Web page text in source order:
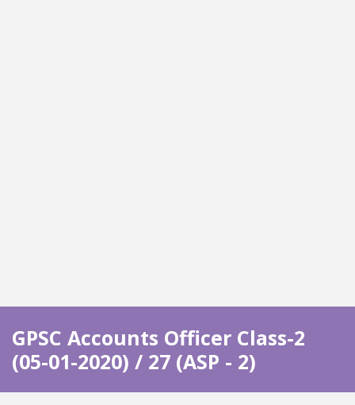
GPSC Accounts Officer Class-2
(05-01-2020) / 27 (ASP - 2)